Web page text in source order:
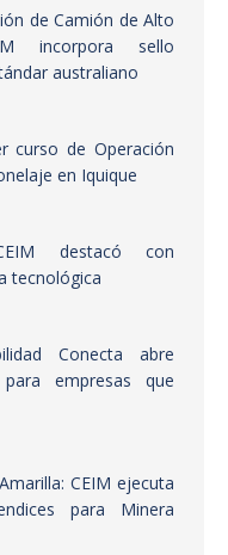
de Camión de Alto
incorpora sello
australiano
curso de Operación
en Iquique
destacó con
tecnológica
Conecta abre
empresas que
CEIM ejecuta
para Minera